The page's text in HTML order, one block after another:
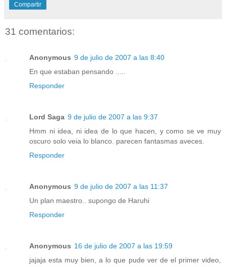
Compartir
31 comentarios:
Anonymous 9 de julio de 2007 a las 8:40
En que estaban pensando .....
Responder
Lord Saga 9 de julio de 2007 a las 9:37
Hmm ni idea, ni idea de lo que hacen, y como se ve muy
oscuro solo veia lo blanco. parecen fantasmas aveces.
Responder
Anonymous 9 de julio de 2007 a las 11:37
Un plan maestro.. supongo de Haruhi
Responder
Anonymous 16 de julio de 2007 a las 19:59
jajaja esta muy bien, a lo que pude ver de el primer video,